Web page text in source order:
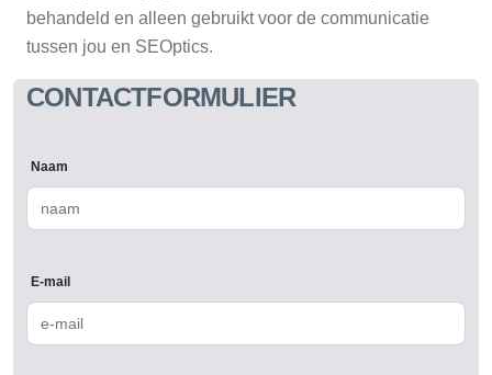
behandeld en alleen gebruikt voor de communicatie
tussen jou en SEOptics.
CONTACTFORMULIER
Naam
E-mail